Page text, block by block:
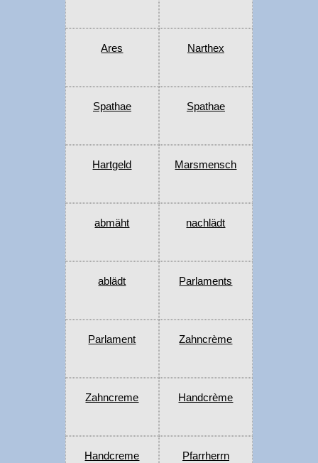
Ares Narthex
Spathae Spathae
Hartgeld Marsmensch
abmäht nachlädt
ablädt Parlaments
Parlament Zahncrème
Zahncreme Handcrème
Handcreme Pfarrherrn